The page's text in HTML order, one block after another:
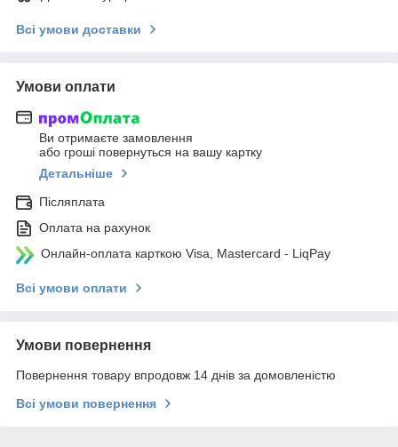
Всі умови доставки
Умови оплати
Ви отримаєте замовлення
або гроші повернуться на вашу картку
Детальніше
Післяплата
Оплата на рахунок
Онлайн-оплата карткою Visa, Mastercard - LiqPay
Всі умови оплати
Умови повернення
Повернення товару впродовж 14 днів за домовленістю
Всі умови повернення